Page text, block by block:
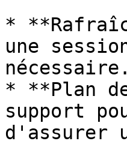
*
une
nécessaire.
* **Plan
support